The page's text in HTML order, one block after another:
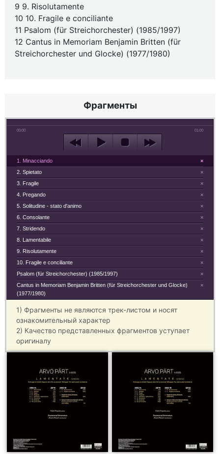
9 9. Risolutamente
10 10. Fragile e conciliante
11 Psalom (für Streichorchester) (1985/1997)
12 Cantus in Memoriam Benjamin Britten (für
Streichorchester und Glocke) (1977/1980)
Фрагменты
00:00 01:00
×
1. Minacciando
×
2. Spietato
×
3. Fragile
×
4. Pregando
×
5. Solitudine - stato d'animo
×
6. Consolante
×
7. Stridendo
×
8. Lamentabile
×
9. Risolutamente
×
10. Fragile e conciliante
×
Psalom (für Streichorchester) (1985/1997)
×
Cantus in Memoriam Benjamin Britten (für Streichorchester und Glocke)
(1977/1980)
1) Фрагменты не являются трек-листом и носят
ознакомительный характер
2) Качество представленных фрагментов уступает
оригиналу